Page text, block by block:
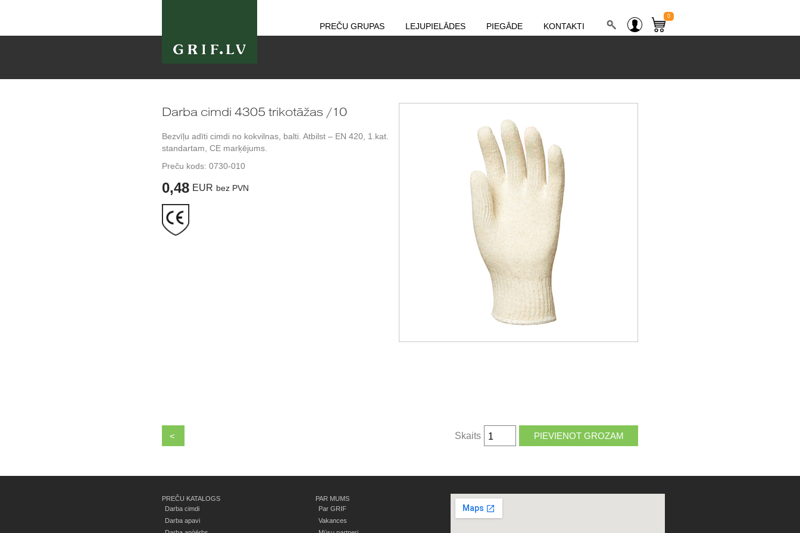
PREČU GRUPAS LEJUPIELĀDES PIEGĀDE KONTAKTI
0
Darba cimdi 4305 trikotāžas /10
Bezvīļu adīti cimdi no kokvilnas, balti. Atbilst – EN 420, 1.kat.
standartam, CE marķējums.
Preču kods: 0730-010
0,48 EUR bez PVN
< Skaits
PREČU KATALOGS
Darba cimdi
Darba apavi
PAR MUMS
Par GRIF
Vakances